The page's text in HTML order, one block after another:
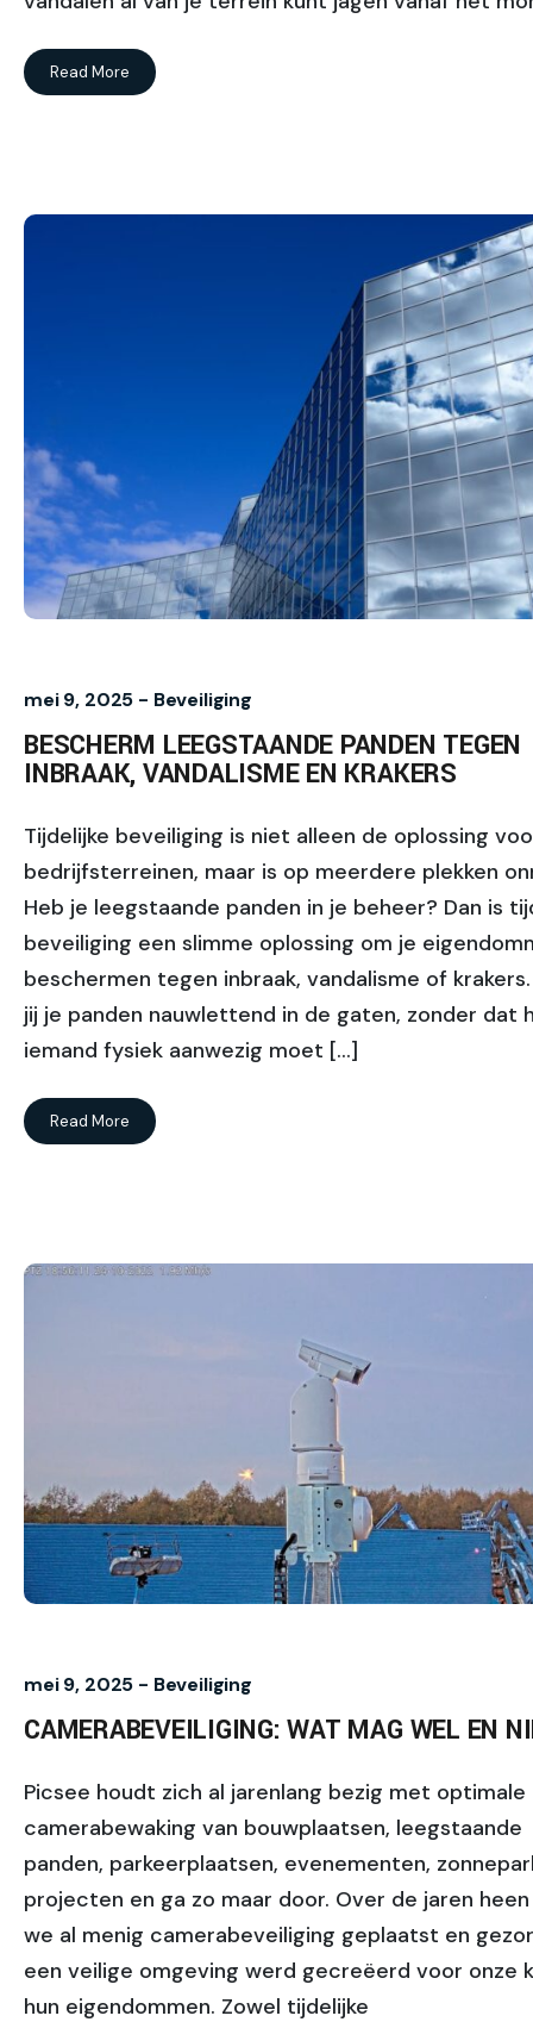
Read More
mei 9, 2025 - Beveiliging
BESCHERM LEEGSTAANDE PANDEN TEGEN
INBRAAK, VANDALISME EN KRAKERS
Tijdelijke beveiliging is niet alleen de oplossing
bedrijfsterreinen, maar is op meerdere plekken
Heb je leegstaande panden in je beheer? Dan is
beveiliging een slimme oplossing om je
beschermen tegen inbraak, vandalisme of
jij je panden nauwlettend in de gaten, zonder dat
iemand fysiek aanwezig moet […]
Read More
mei 9, 2025 - Beveiliging
CAMERABEVEILIGING: WAT MAG WEL EN
Picsee houdt zich al jarenlang bezig met optimale
camerabewaking van bouwplaatsen, leegstaande
panden, parkeerplaatsen, evenementen,
projecten en ga zo maar door. Over de jaren
we al menig camerabeveiliging geplaatst en
een veilige omgeving werd gecreëerd voor onze
hun eigendommen. Zowel tijdelijke